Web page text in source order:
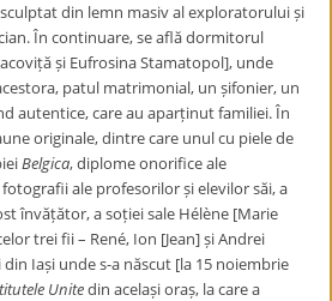
din lemn masiv al exploratorului și
În continuare, se află dormitorul
și Eufrosina Stamatopol], unde
patul matrimonial, un șifonier, un
autentice, care au aparținut familiei. În
originale, dintre care unul cu piele de
Belgica, diplome onorifice ale
ale profesorilor și elevilor săi, a
învățător, a soției sale Hélène [Marie
trei fii – René, Ion [Jean] și Andrei
din Iași unde s-a născut [la 15 noiembrie
Unitedin același oraș, la care a